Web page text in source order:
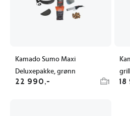
Kamado Sumo Maxi
Deluxepakke, grønn
22 990,- 1